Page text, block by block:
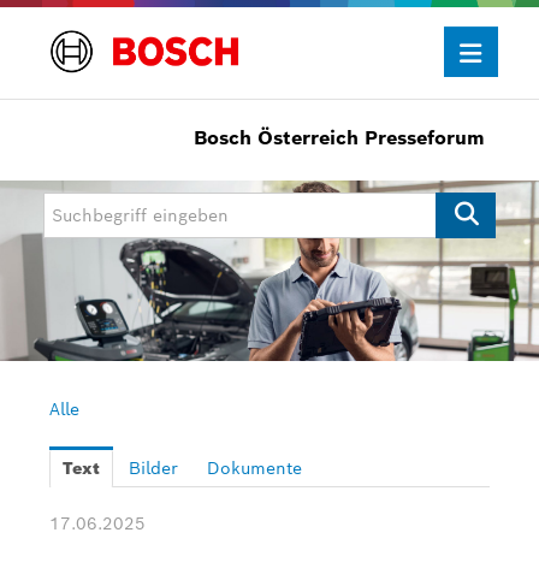
Presseinformationen
Allgemein/Wirtschaft
Bosch Innovationspreis
eBike Systems
Mobility
Power Tools
Bosch Österreich Presseforum
Alle
Text Bilder Dokumente
17.06.2025